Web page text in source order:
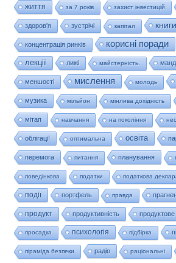
життя за 7 років захист інвестицій
здоров'я зустрічі капітал книги
концентрація ринків корисні поради
лекції лижі майстерність.
меншості мислення молодь
музика мільйон мінлива дохідність
мітап навчання на покоління
облігації оптимальна освіта
перемога питання планування
поведінкова податки податкова
події портфель правда
продукт продуктивність
просадка психологія підбірка
піраміда безпеки радіо раціональні